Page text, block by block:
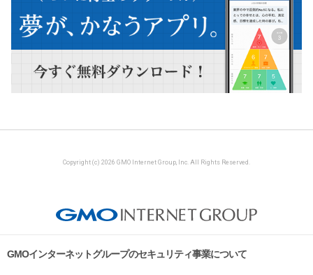
Copyright (c) 2026 GMO Internet Group, Inc. All Rights Reserved.
GMOインターネットグループのセキュリティ事業について